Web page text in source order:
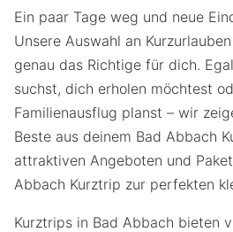
Ein paar Tage weg und neue
Unsere Auswahl an
genau das Richtige für dich.
suchst, dich erholen möchtest
Familienausflug planst – wir
Beste aus deinem Bad Abbach
attraktiven Angeboten und
Abbach Kurztrip zur perfekten
Kurztrips in Bad Abbach bieten